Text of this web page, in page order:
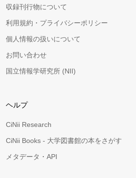
収録刊行物について
利用規約・プライバシーポリシー
個人情報の扱いについて
お問い合わせ
国立情報学研究所 (NII)
ヘルプ
CiNii Research
CiNii Books - 大学図書館の本をさがす
メタデータ・API